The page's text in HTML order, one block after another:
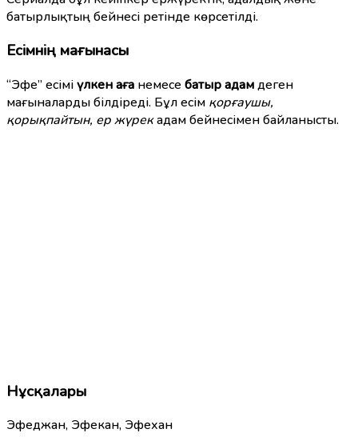
батырлықтың бейнесі ретінде көрсетілді.
Есімнің мағынасы
“Эфе” есіміүлкен аға немесе батыр адамдеген
мағыналарды білдіреді. Бұл есім қорғаушы,
қорықпайтын, ер жүрекадам бейнесімен байланысты.
Нұсқалары
Эфеджан, Эфекан, Эфехан